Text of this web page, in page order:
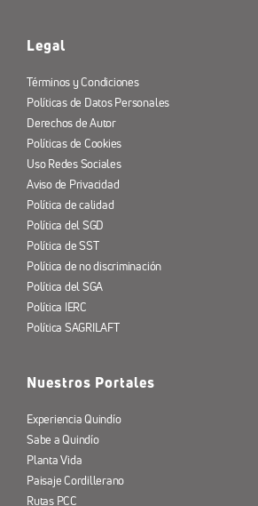
Legal
Términos y Condiciones
Políticas de Datos Personales
Derechos de Autor
Políticas de Cookies
Uso Redes Sociales
Aviso de Privacidad
Política de calidad
Política del SGD
Política de SST
Política de no discriminación
Política del SGA
Política IERC
Política SAGRILAFT
Nuestros Portales
Experiencia Quindío
Sabe a Quindío
Planta Vida
Paisaje Cordillerano
Rutas PCC